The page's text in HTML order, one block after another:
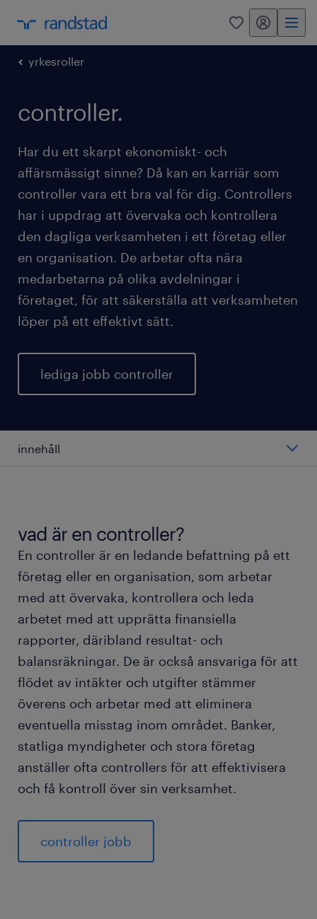
0 mitt randstad
yrkesroller
controller.
Har du ett skarpt ekonomiskt- och
affärsmässigt sinne? Då kan en karriär som
controller vara ett bra val för dig. Controllers
har i uppdrag att övervaka och kontrollera
den dagliga verksamheten i ett företag eller
en organisation. De arbetar ofta nära
medarbetarna på olika avdelningar i
företaget, för att säkerställa att verksamheten
löper på ett effektivt sätt.
lediga jobb controller
innehåll
genomsnittlig lön som controller
olika roller av controllers
att arbeta som controller
utbildning och kvalifikationer som controller
kunskap och kompetenser
vanliga frågor om rollen som controller
bevaka jobb för controller
vad är en controller?
En controller är en ledande befattning på ett
företag eller en organisation, som arbetar
med att övervaka, kontrollera och leda
arbetet med att upprätta finansiella
rapporter, däribland resultat- och
balansräkningar. De är också ansvariga för att
flödet av intäkter och utgifter stämmer
överens och arbetar med att eliminera
eventuella misstag inom området. Banker,
statliga myndigheter och stora företag
anställer ofta controllers för att effektivisera
och få kontroll över sin verksamhet.
controller jobb